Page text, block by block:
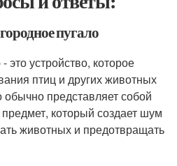
пугало
это устройство, которое
птиц и других животных
представляет собой
который создает шум
животных и предотвращать